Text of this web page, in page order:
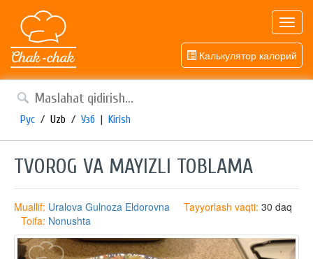
Калькулятор калорий
Рус / Uzb / Узб | Kirish
TVOROG VA MAYIZLI TOBLAMA
Muallif: Uralova Gulnoza Eldorovna Tayyorlash vaqti: 30 daq
Toifa: Nonushta